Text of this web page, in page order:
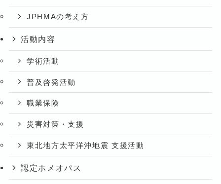
JPHMAの考え方
活動内容
学術活動
普及啓発活動
職業保険
災害対策・支援
東北地方太平洋沖地震 支援活動
認定ホメオパス